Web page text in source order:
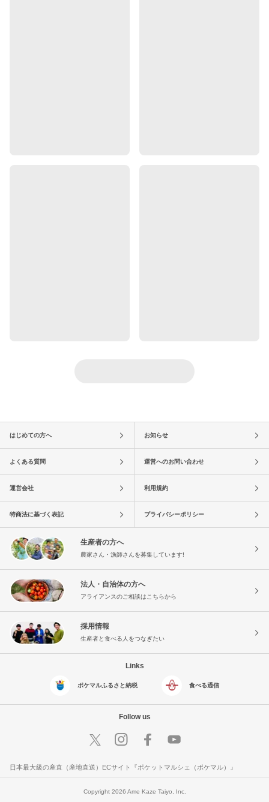
はじめての方へ お知らせ
よくある質問 運営へのお問い合わせ
運営会社 利用規約
特商法に基づく表記 プライバシーポリシー
生産者の方へ
農家さん・漁師さんを募集しています!
法人・自治体の方へ
アライアンスのご相談はこちらから
採用情報
生産者と食べる人をつなぎたい
Links
ポケマルふるさと納税 食べる通信
Follow us
日本最大級の産直（産地直送）ECサイト『ポケットマルシェ（ポケマル）』
Copyright 2026 Ame Kaze Taiyo, Inc.